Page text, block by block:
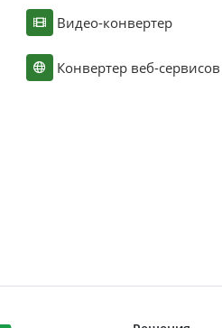
Видео-конвертер
Конвертер веб-сервисов